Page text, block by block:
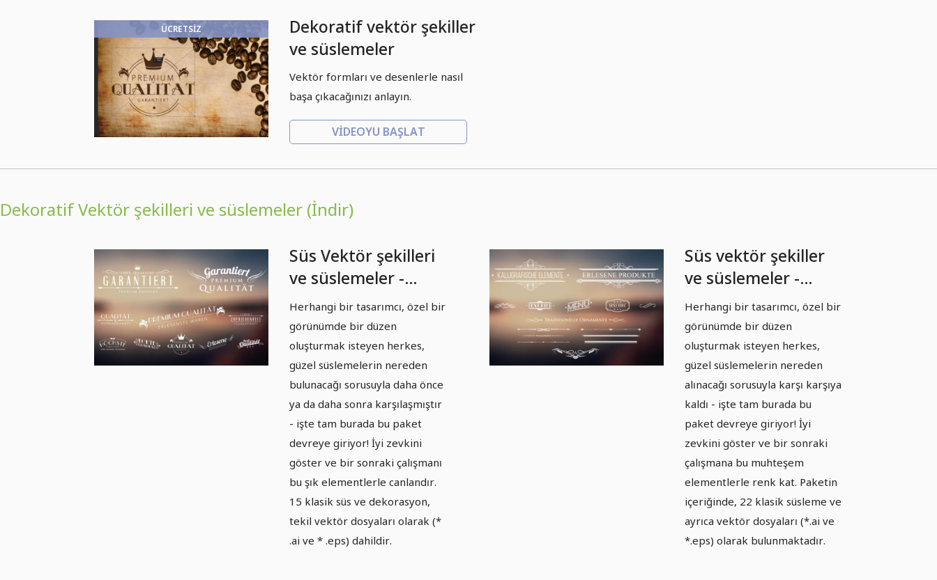
ÜCRETSIZ
Dekoratif vektör şekiller
ve süslemeler
Vektör formları ve desenlerle nasıl
başa çıkacağınızı anlayın.
VIDEOYU BAŞLAT
Dekoratif Vektör şekilleri ve süslemeler (İndir)
Süs Vektör şekilleri
ve süslemeler -
Paket 01
Herhangi bir tasarımcı, özel bir
görünümde bir düzen
oluşturmak isteyen herkes,
güzel süslemelerin nereden
bulunacağı sorusuyla daha önce
ya da daha sonra karşılaşmıştır
- işte tam burada bu paket
devreye giriyor! İyi zevkini
göster ve bir sonraki çalışmanı
bu şık elementlerle canlandır.
15 klasik süs ve dekorasyon,
tekil vektör dosyaları olarak (*
.ai ve * .eps) dahildir.
Süs vektör şekiller
ve süslemeler -
Paket 02
Herhangi bir tasarımcı, özel bir
görünümde bir düzen
oluşturmak isteyen herkes,
güzel süslemelerin nereden
alınacağı sorusuyla karşı karşıya
kaldı - işte tam burada bu
paket devreye giriyor! İyi
zevkini göster ve bir sonraki
çalışmana bu muhteşem
elementlerle renk kat. Paketin
içeriğinde, 22 klasik süsleme ve
ayrıca vektör dosyaları (*.ai ve
*.eps) olarak bulunmaktadır.